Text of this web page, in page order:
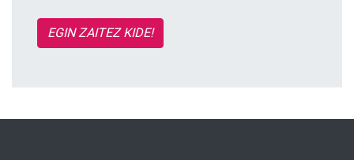
EGIN ZAITEZ KIDE!